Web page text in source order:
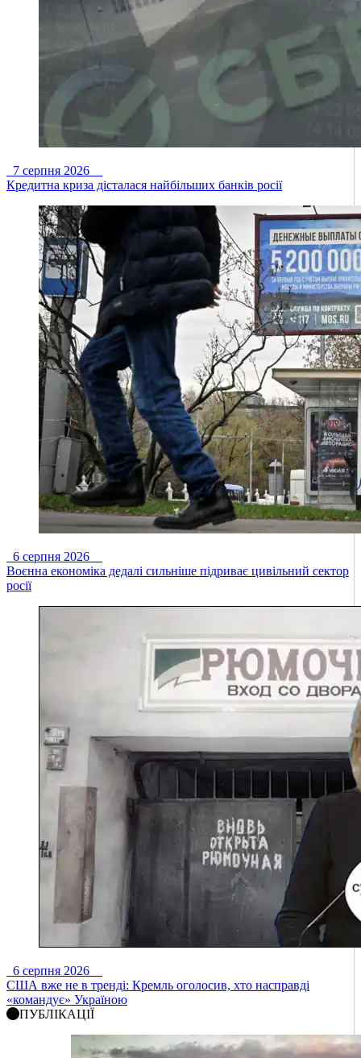
7 серпня 2026
Кредитна криза дісталася найбільших банків росії
6 серпня 2026
Воєнна економіка дедалі сильніше підриває цивільний сектор
росії
6 серпня 2026
США вже не в тренді: Кремль оголосив, хто насправді
«командує» Україною
ПУБЛІКАЦІЇ